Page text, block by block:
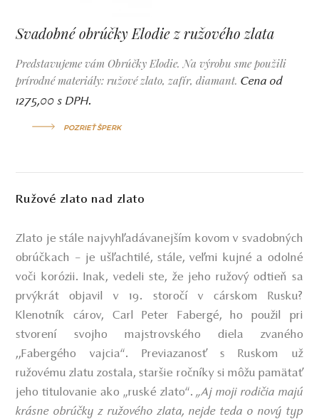
Svadobné obrúčky Elodie z ružového zlata
Predstavujeme vám Obrúčky Elodie. Na výrobu sme použili
prírodné materiály: ružové zlato, zafír, diamant.Cena od
1275,00 s DPH.
POZRIEŤ ŠPERK
Ružové zlato nad zlato
Zlato je stále najvyhľadávanejším kovom v svadobných
obrúčkach – je ušľachtilé, stále, veľmi kujné a odolné
voči korózii. Inak, vedeli ste, že jeho ružový odtieň sa
prvýkrát objavil v 19. storočí v cárskom Rusku?
Klenotník cárov, Carl Peter Fabergé, ho použil pri
stvorení svojho majstrovského diela zvaného
,,Fabergého vajcia“. Previazanosť s Ruskom už
ružovému zlatu zostala, staršie ročníky si môžu pamätať
jeho titulovanie ako „ruské zlato“. „Aj moji rodičia majú
krásne obrúčky z ružového zlata, nejde teda o nový typ